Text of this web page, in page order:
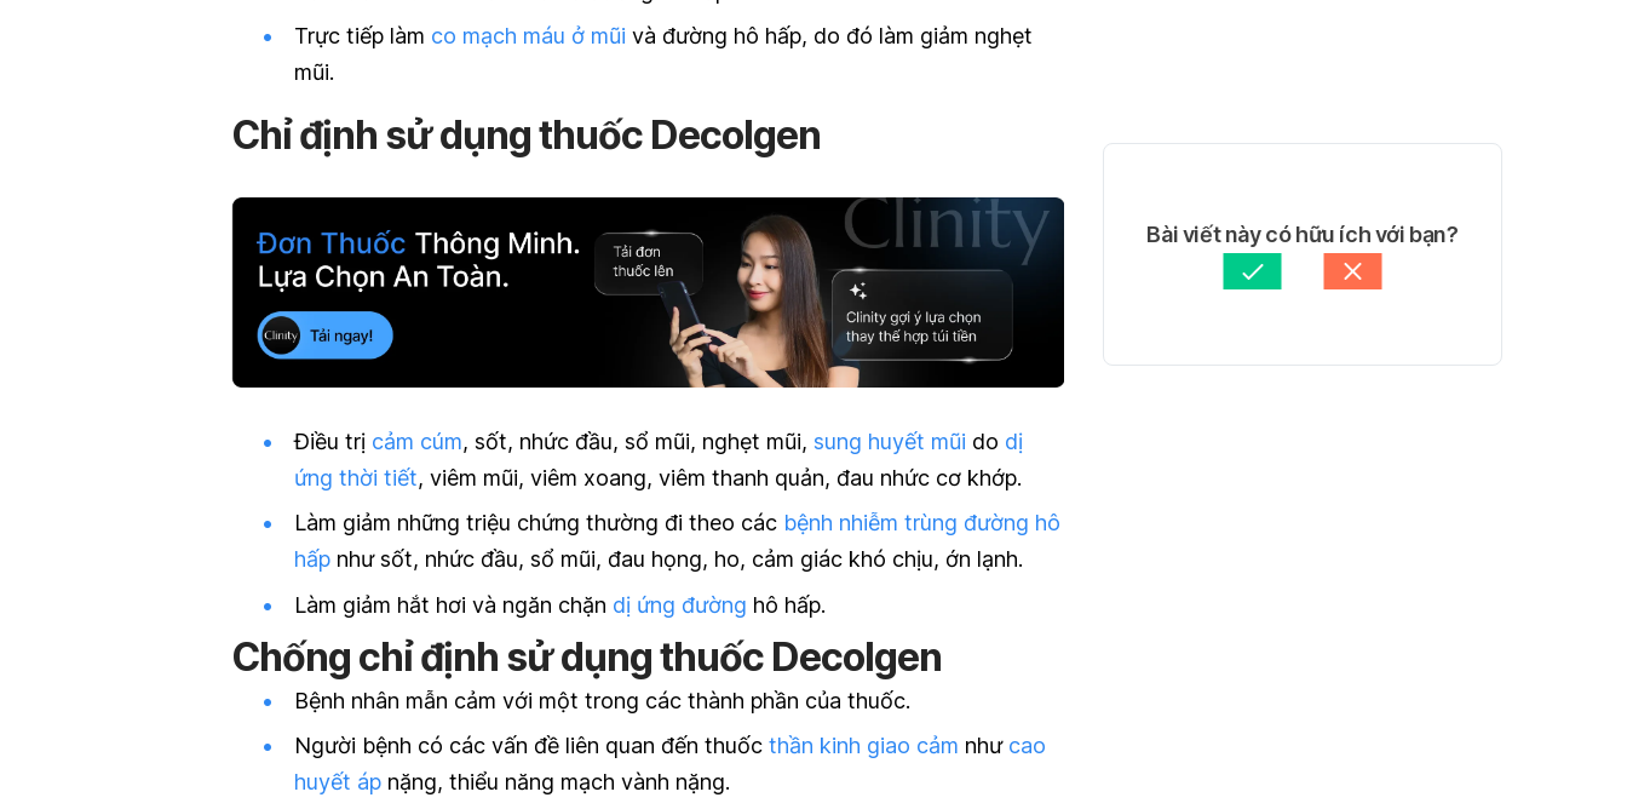
Trực tiếp làm co mạch máu ở mũi và đường hô hấp, do đó làm giảm nghẹt
mũi.
Chỉ định sử dụng thuốc Decolgen
Điều trị cảm cúm, sốt, nhức đầu, sổ mũi, nghẹt mũi, sung huyết mũi do dị
ứng thời tiết, viêm mũi, viêm xoang, viêm thanh quản, đau nhức cơ khớp.
Làm giảm những triệu chứng thường đi theo các bệnh nhiễm trùng đường hô
hấp như sốt, nhức đầu, sổ mũi, đau họng, ho, cảm giác khó chịu, ớn lạnh.
Làm giảm hắt hơi và ngăn chặn dị ứng đường hô hấp.
Chống chỉ định sử dụng thuốc Decolgen
Bệnh nhân mẫn cảm với một trong các thành phần của thuốc.
Người bệnh có các vấn đề liên quan đến thuốc thần kinh giao cảm như cao
huyết áp nặng, thiểu năng mạch vành nặng.
Bài viết này có hữu ích với bạn?